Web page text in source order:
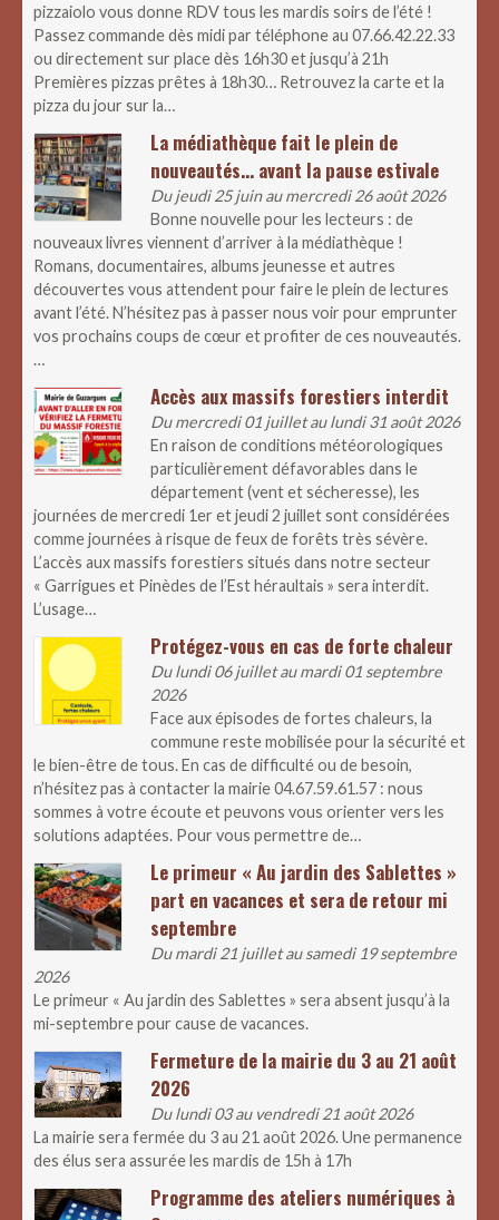
pizzaiolo vous donne RDV tous les mardis soirs de l’été !
Passez commande dès midi par téléphone au 07.66.42.22.33
ou directement sur place dès 16h30 et jusqu’à 21h
Premières pizzas prêtes à 18h30… Retrouvez la carte et la
pizza du jour sur la…
La médiathèque fait le plein de
nouveautés… avant la pause estivale
Du jeudi 25 juin au mercredi 26 août 2026
Bonne nouvelle pour les lecteurs : de
nouveaux livres viennent d’arriver à la médiathèque !
Romans, documentaires, albums jeunesse et autres
découvertes vous attendent pour faire le plein de lectures
avant l’été. N’hésitez pas à passer nous voir pour emprunter
vos prochains coups de cœur et profiter de ces nouveautés.
…
Accès aux massifs forestiers interdit
Du mercredi 01 juillet au lundi 31 août 2026
En raison de conditions météorologiques
particulièrement défavorables dans le
département (vent et sécheresse), les
journées de mercredi 1er et jeudi 2 juillet sont considérées
comme journées à risque de feux de forêts très sévère.
L’accès aux massifs forestiers situés dans notre secteur
« Garrigues et Pinèdes de l’Est héraultais » sera interdit.
L’usage…
Protégez-vous en cas de forte chaleur
Du lundi 06 juillet au mardi 01 septembre
2026
Face aux épisodes de fortes chaleurs, la
commune reste mobilisée pour la sécurité et
le bien-être de tous. En cas de difficulté ou de besoin,
n’hésitez pas à contacter la mairie 04.67.59.61.57 : nous
sommes à votre écoute et peuvons vous orienter vers les
solutions adaptées. Pour vous permettre de…
Le primeur « Au jardin des Sablettes »
part en vacances et sera de retour mi
septembre
Du mardi 21 juillet au samedi 19 septembre
2026
Le primeur « Au jardin des Sablettes » sera absent jusqu’à la
mi-septembre pour cause de vacances.
Fermeture de la mairie du 3 au 21 août
2026
Du lundi 03 au vendredi 21 août 2026
La mairie sera fermée du 3 au 21 août 2026. Une permanence
des élus sera assurée les mardis de 15h à 17h
Programme des ateliers numériques à